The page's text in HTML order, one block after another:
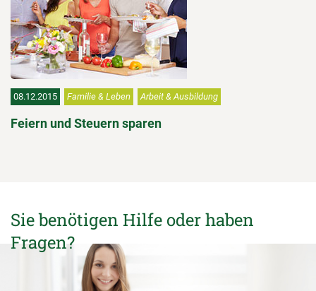
08.12.2015 Familie & Leben Arbeit & Ausbildung
Feiern und Steuern sparen
Sie benötigen Hilfe oder haben
Fragen?